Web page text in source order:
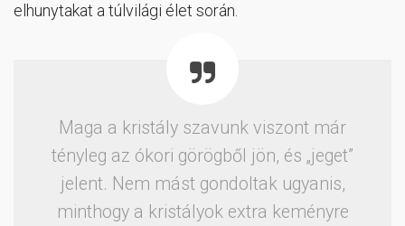
elhunytakat a túlvilági élet során.
Maga a kristály szavunk viszont már
tényleg az ókori görögből jön, és „jeget”
jelent. Nem mást gondoltak ugyanis,
minthogy a kristályok extra keményre